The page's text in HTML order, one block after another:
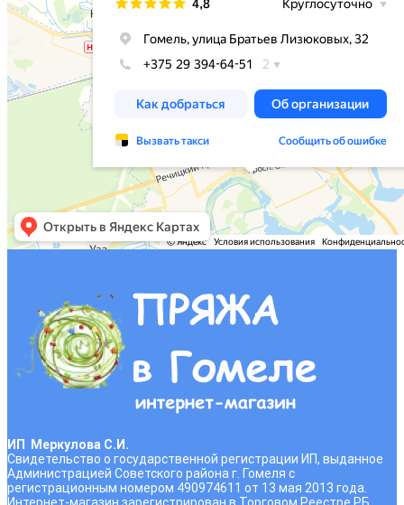
ИП Меркулова С.И.
Свидетельство о государственной регистрации ИП, выданное
Администрацией Советского района г. Гомеля с
регистрационным номером 490974611 от 13 мая 2013 года.